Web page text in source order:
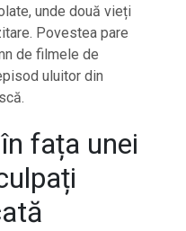
unde două vieți
Povestea pare
de filmele de
uluitor din
fața unei